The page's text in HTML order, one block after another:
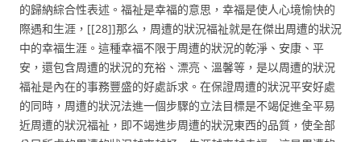
的歸納綜合性表述。福祉是幸福的意思，幸福是使人心境愉快的
際遇和生涯，[[28]]那么，周遭的狀況福祉就是在傑出周遭的狀況
中的幸福生涯。這種幸福不限于周遭的狀況的乾淨、安康、平
安，還包含周遭的狀況的充裕、漂亮、溫馨等，是以周遭的狀況
福祉是內在的事務豐盛的好處訴求。在保證周遭的狀況平安好處
的同時，周遭的狀況法進一個步驟的立法目標是不竭促進全平易
近周遭的狀況福祉，即不竭進步周遭的狀況東西的品質，使全部